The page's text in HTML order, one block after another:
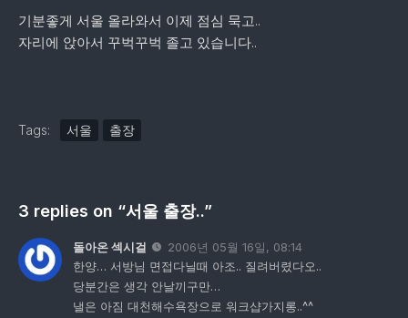
기분좋게 서울 올라와서 이제 점심 묵고..
자리에 앉아서 꾸벅꾸벅 졸고 있습니다..
Tags: 서울 출장
3 replies on “서울 출장..”
돌아온 섹시걸
2006년 05월 16일, 08:14
한양… 서방님 면접다닐때 아조.. 질려버렸다오..
당분간은 생각 안날끼구만…
낼은 아짐 대천해수욕장으로 워크샵가지롱..^^